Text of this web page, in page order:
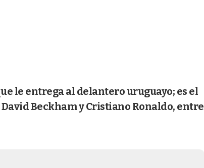
le entrega al delantero uruguayo; es el
Beckham y Cristiano Ronaldo, entre